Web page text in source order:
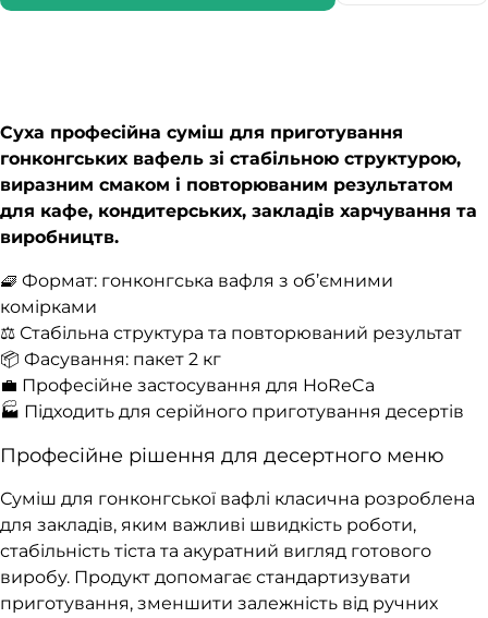
Суха професійна суміш для приготування
гонконгських вафель зі стабільною структурою,
виразним смаком і повторюваним результатом
для кафе, кондитерських, закладів харчування та
виробництв.
🧇 Формат: гонконгська вафля з об’ємними
комірками
⚖️ Стабільна структура та повторюваний результат
📦 Фасування: пакет 2 кг
💼 Професійне застосування для HoReCa
🏭 Підходить для серійного приготування десертів
Професійне рішення для десертного меню
Суміш для гонконгської вафлі класична розроблена
для закладів, яким важливі швидкість роботи,
стабільність тіста та акуратний вигляд готового
виробу. Продукт допомагає стандартизувати
приготування, зменшити залежність від ручних